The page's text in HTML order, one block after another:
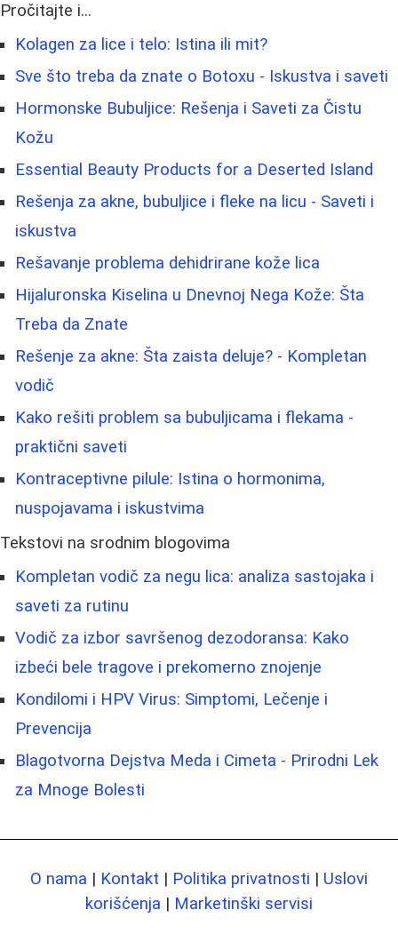
Pročitajte i...
Kolagen za lice i telo: Istina ili mit?
Sve što treba da znate o Botoxu - Iskustva i saveti
Hormonske Bubuljice: Rešenja i Saveti za Čistu
Kožu
Essential Beauty Products for a Deserted Island
Rešenja za akne, bubuljice i fleke na licu - Saveti i
iskustva
Rešavanje problema dehidrirane kože lica
Hijaluronska Kiselina u Dnevnoj Nega Kože: Šta
Treba da Znate
Rešenje za akne: Šta zaista deluje? - Kompletan
vodič
Kako rešiti problem sa bubuljicama i flekama -
praktični saveti
Kontraceptivne pilule: Istina o hormonima,
nuspojavama i iskustvima
Tekstovi na srodnim blogovima
Kompletan vodič za negu lica: analiza sastojaka i
saveti za rutinu
Vodič za izbor savršenog dezodoransa: Kako
izbeći bele tragove i prekomerno znojenje
Kondilomi i HPV Virus: Simptomi, Lečenje i
Prevencija
Blagotvorna Dejstva Meda i Cimeta - Prirodni Lek
za Mnoge Bolesti
O nama | Kontakt | Politika privatnosti | Uslovi
korišćenja | Marketinški servisi